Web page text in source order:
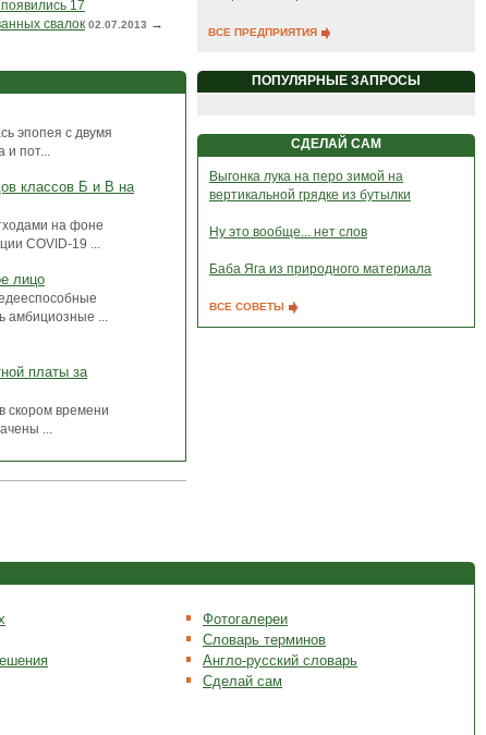
17
свалок 02.07.2013 →
эпопея с двумя
и пот...
классов Б и В на
на фоне
COVID-19 ...
лицо
амбициозные ...
платы за
скором времени
...
ВСЕ ПРЕДПРИЯТИЯ
ПОПУЛЯРНЫЕ ЗАПРОСЫ
СДЕЛАЙ САМ
Выгонка лука на перо зимой на
вертикальной грядке из бутылки
Ну это вообще... нет слов
Баба Яга из природного материала
ВСЕ СОВЕТЫ
Фотогалереи
Словарь терминов
Англо-русский словарь
Сделай сам